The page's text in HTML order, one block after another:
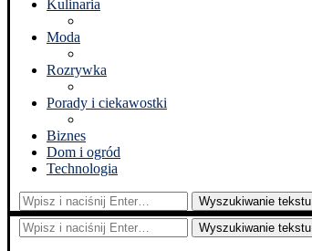
Kulinaria
Moda
Rozrywka
Porady i ciekawostki
Biznes
Dom i ogród
Technologia
Wyszukiwanie tekstu
Wyszukiwanie tekstu